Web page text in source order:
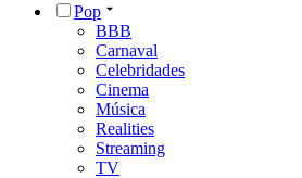
Pop
BBB
Carnaval
Celebridades
Cinema
Música
Realities
Streaming
TV